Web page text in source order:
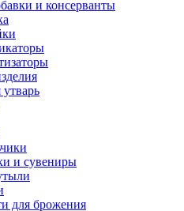
и консерванты
и сувениры
для брожения